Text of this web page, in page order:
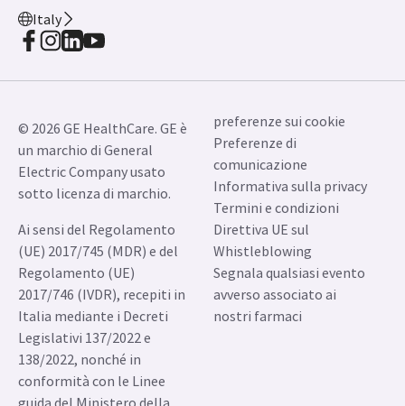
Italy
© 2026 GE HealthCare. GE è
un marchio di General
Electric Company usato
sotto licenza di marchio.
Ai sensi del Regolamento
(UE) 2017/745 (MDR) e del
Regolamento (UE)
2017/746 (IVDR), recepiti in
Italia mediante i Decreti
Legislativi 137/2022 e
138/2022, nonché in
conformità con le Linee
guida del Ministero della
preferenze sui cookie
Preferenze di
comunicazione
Informativa sulla privacy
Termini e condizioni
Direttiva UE sul
Whistleblowing
Segnala qualsiasi evento
avverso associato ai
nostri farmaci